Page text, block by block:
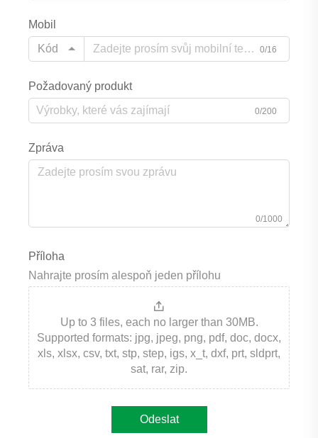
Mobil
Kód
0/16
Požadovaný produkt
0/200
Zpráva
0/1000
Příloha
Nahrajte prosím alespoň jeden přílohu
Up to 3 files, each no larger than 30MB.
Supported formats: jpg, jpeg, png, pdf, doc, docx,
xls, xlsx, csv, txt, stp, step, igs, x_t, dxf, prt, sldprt,
sat, rar, zip.
Odeslat